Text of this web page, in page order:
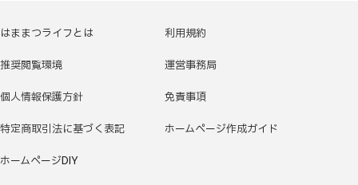
はままつライフとは 利用規約
推奨閲覧環境 運営事務局
個人情報保護方針 免責事項
特定商取引法に基づく表記 ホームページ作成ガイド
ホームページDIY